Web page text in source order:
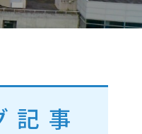
記事